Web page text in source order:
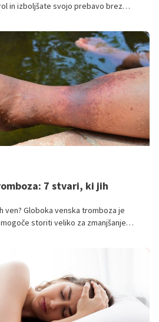
in izboljšate svojo prebavo brez
7 stvari, ki jih
ven? Globoka venska tromboza je
storiti veliko za zmanjšanje